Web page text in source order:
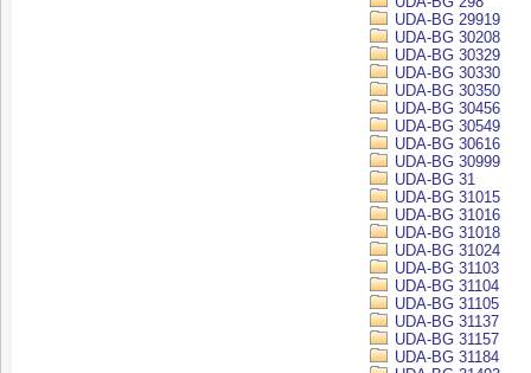
UDA-BG 29919
UDA-BG 30208
UDA-BG 30329
UDA-BG 30330
UDA-BG 30350
UDA-BG 30456
UDA-BG 30549
UDA-BG 30616
UDA-BG 30999
UDA-BG 31
UDA-BG 31015
UDA-BG 31016
UDA-BG 31018
UDA-BG 31024
UDA-BG 31103
UDA-BG 31104
UDA-BG 31105
UDA-BG 31137
UDA-BG 31157
UDA-BG 31184